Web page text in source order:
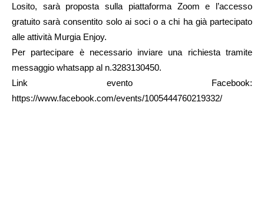
Losito, sarà proposta sulla piattaforma Zoom e l’accesso
gratuito sarà consentito solo ai soci o a chi ha già partecipato
alle attività Murgia Enjoy.
Per partecipare è necessario inviare una richiesta tramite
messaggio whatsapp al n.3283130450.
Link evento Facebook:
https://www.facebook.com/events/1005444760219332/